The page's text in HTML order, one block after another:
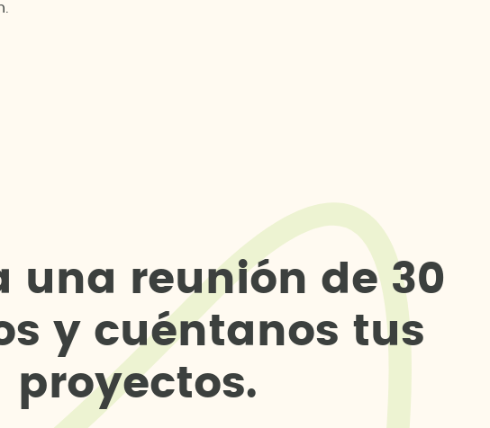
una reunión de 30
s y cuéntanos tus
proyectos.